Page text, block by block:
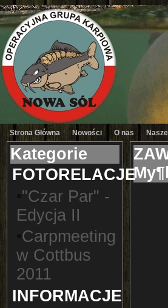
Strona Główna Nowości O nas
Kategorie
FOTORELACJE
"Czar Par" -
Edycja II
Carpmeeting
w Cottbus
2011
INFORMACJE